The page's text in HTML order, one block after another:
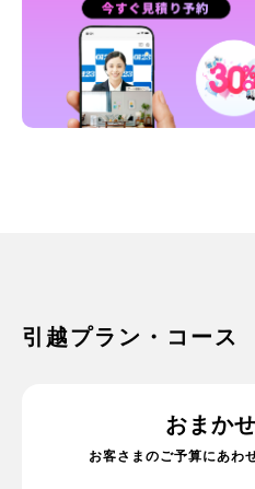
引越プラン・コース
おまか
お客さまのご予算にあわ